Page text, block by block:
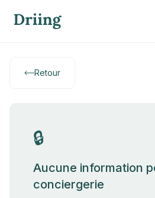
Retour
🔒
Aucune information
conciergerie